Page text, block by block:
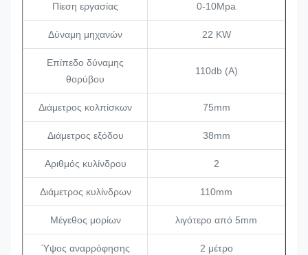
Πίεση εργασίας 0-10Mpa
Δύναμη μηχανών 22 KW
Επίπεδο δύναμης
θορύβου
110db (Α)
Διάμετρος κολπίσκων 75mm
Διάμετρος εξόδου 38mm
Αριθμός κυλίνδρου 2
Διάμετρος κυλίνδρων 110mm
Μέγεθος μορίων λιγότερο από 5mm
Ύψος αναρρόφησης 2 μέτρο